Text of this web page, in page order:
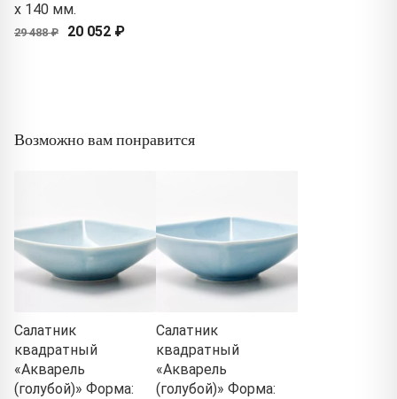
x 140 мм.
29 488 ₽ 20 052 ₽
Возможно вам понравится
Салатник
квадратный
«Акварель
(голубой)» Форма:
Салатник
квадратный
«Акварель
(голубой)» Форма: